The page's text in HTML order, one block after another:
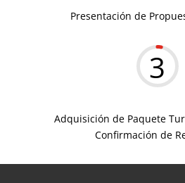
Presentación de
3
Adquisición de Paquete
Confirmación de